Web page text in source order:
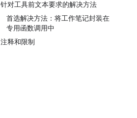
针对工具前文本要求的解决方法
首选解决方法：将工作笔记封装在
专用函数调用中
注释和限制